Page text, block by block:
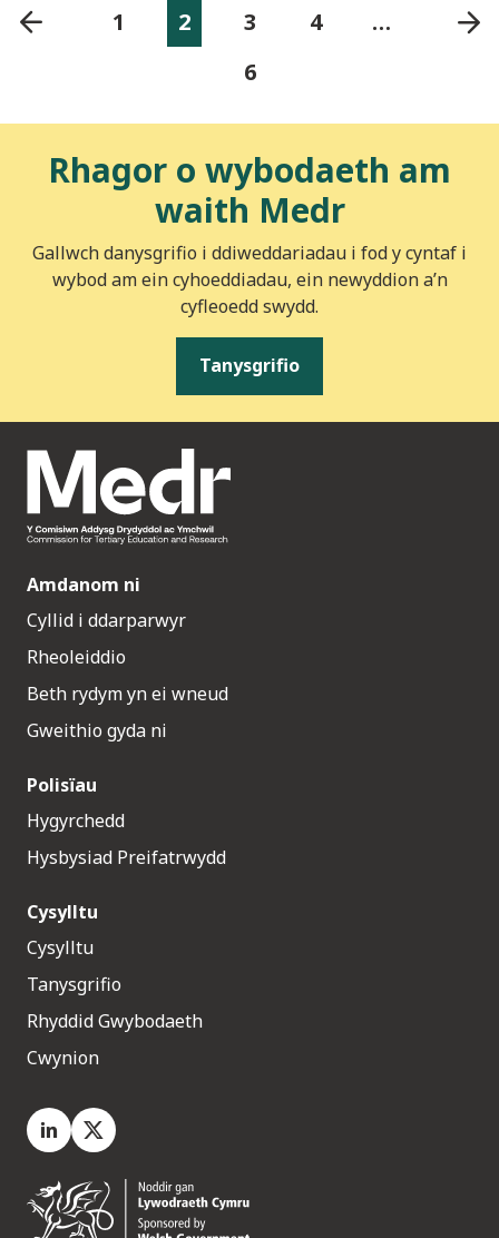
1 2 3 4
…
6
Rhagor o wybodaeth am
waith Medr
Gallwch danysgrifio i ddiweddariadau i fod y cyntaf i
wybod am ein cyhoeddiadau, ein newyddion a’n
cyfleoedd swydd.
Tanysgrifio
Amdanom ni
Cyllid i ddarparwyr
Rheoleiddio
Beth rydym yn ei wneud
Gweithio gyda ni
Polisïau
Hygyrchedd
Hysbysiad Preifatrwydd
Cysylltu
Cysylltu
Tanysgrifio
Rhyddid Gwybodaeth
Cwynion
LinkedIn
X.com